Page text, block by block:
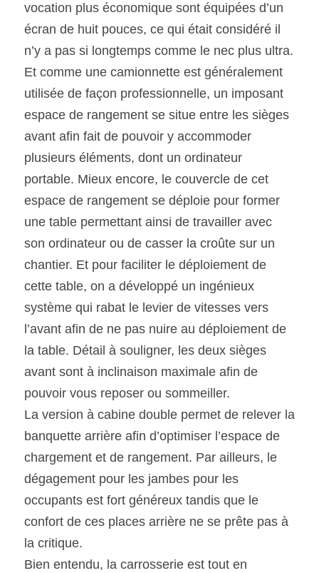
vocation plus économique sont équipées d’un
écran de huit pouces, ce qui était considéré il
n’y a pas si longtemps comme le nec plus ultra.
Et comme une camionnette est généralement
utilisée de façon professionnelle, un imposant
espace de rangement se situe entre les sièges
avant afin fait de pouvoir y accommoder
plusieurs éléments, dont un ordinateur
portable. Mieux encore, le couvercle de cet
espace de rangement se déploie pour former
une table permettant ainsi de travailler avec
son ordinateur ou de casser la croûte sur un
chantier. Et pour faciliter le déploiement de
cette table, on a développé un ingénieux
système qui rabat le levier de vitesses vers
l’avant afin de ne pas nuire au déploiement de
la table. Détail à souligner, les deux sièges
avant sont à inclinaison maximale afin de
pouvoir vous reposer ou sommeiller.
La version à cabine double permet de relever la
banquette arrière afin d’optimiser l’espace de
chargement et de rangement. Par ailleurs, le
dégagement pour les jambes pour les
occupants est fort généreux tandis que le
confort de ces places arrière ne se prête pas à
la critique.
Bien entendu, la carrosserie est tout en